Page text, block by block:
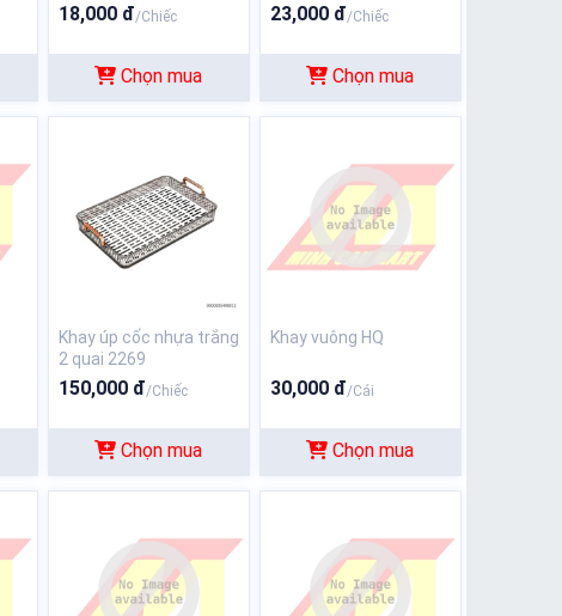
18,000 đ/Chiếc
Chọn mua
23,000 đ/Chiếc
Chọn mua
Khay úp cốc nhựa trắng
2 quai 2269
150,000 đ/Chiếc
Chọn mua
Khay vuông HQ
30,000 đ/Cái
Chọn mua